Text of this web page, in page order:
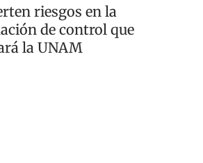
riesgos en la
de control que
la UNAM